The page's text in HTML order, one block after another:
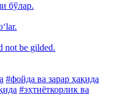
бўлар.
not be gilded.
#фойда ва зарар ҳақида
#эҳтиёткорлик ва